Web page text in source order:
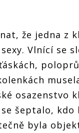
že jedna z
Vlnící se
osazenstvo
šeptalo, kdo
byla